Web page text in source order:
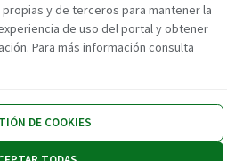
y de terceros para mantener la
de uso del portal y obtener
Para más información consulta
DE COOKIES
Protección de datos